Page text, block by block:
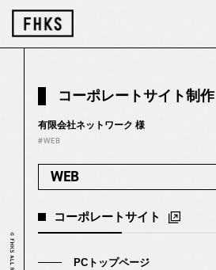
コーポレートサイト制作
有限会社ネットワーク 様
#WEB
WEB
コーポレートサイト
PCトップページ